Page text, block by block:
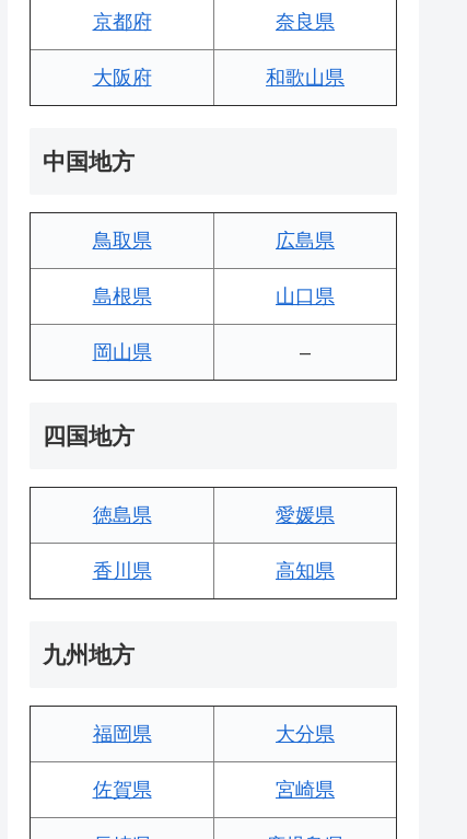
京都府 奈良県
大阪府 和歌山県
中国地方
鳥取県 広島県
島根県 山口県
岡山県 –
四国地方
徳島県 愛媛県
香川県 高知県
九州地方
福岡県 大分県
佐賀県 宮崎県